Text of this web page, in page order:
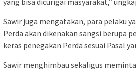
Sawir juga mengatakan, para pelaku
Perda akan dikenakan sangsi berupa
keras penegakan Perda sesuai Pasal
Sawir menghimbau sekaligus